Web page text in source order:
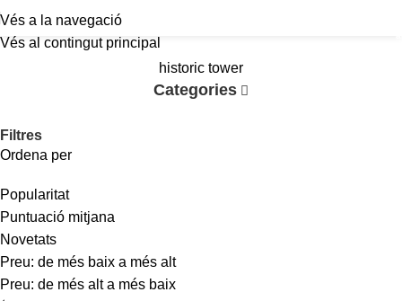
Vés a la navegació
Vés al contingut principal
historic tower
Categories
Filtres
Ordena per
Popularitat
Puntuació mitjana
Novetats
Preu: de més baix a més alt
Preu: de més alt a més baix